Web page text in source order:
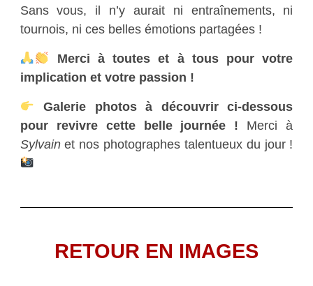
Sans vous, il n’y aurait ni entraînements, ni
tournois, ni ces belles émotions partagées !
Merci à toutes et à tous pour votre
implication et votre passion !
Galerie photos à découvrir ci-dessous
pour revivre cette belle journée ! Merci à
Sylvainet nos photographes talentueux du jour !
RETOUR EN IMAGES